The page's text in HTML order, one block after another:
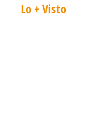
Lo + Visto